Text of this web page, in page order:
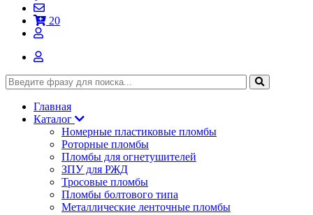
20
Главная
Каталог
Номерные пластиковые пломбы
Роторные пломбы
Пломбы для огнетушителей
ЗПУ для РЖД
Тросовые пломбы
Пломбы болтового типа
Металлические ленточные пломбы